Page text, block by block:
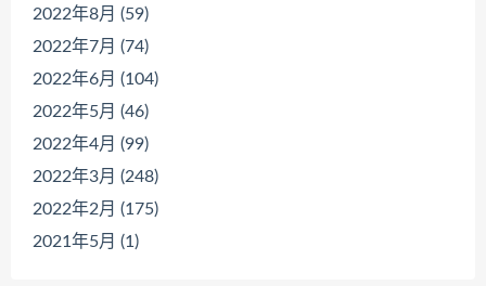
2022年8月 (59)
2022年7月 (74)
2022年6月 (104)
2022年5月 (46)
2022年4月 (99)
2022年3月 (248)
2022年2月 (175)
2021年5月 (1)